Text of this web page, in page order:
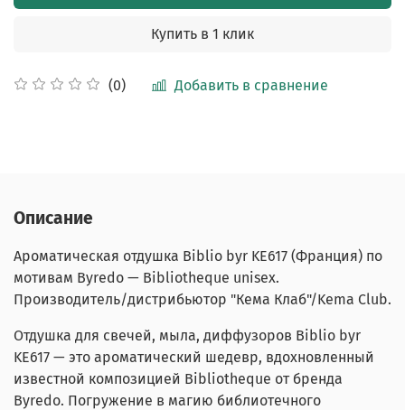
(0) Добавить в сравнение
Купить в 1 клик
Описание
Ароматическая отдушка Biblio byr KE617 (Франция) по
мотивам Byredo — Bibliotheque unisex.
Производитель/дистрибьютор "Кема Клаб"/Kema Club.
Отдушка для свечей, мыла, диффузоров Biblio byr
KE617 — это ароматический шедевр, вдохновленный
известной композицией Bibliotheque от бренда
Byredo. Погружение в магию библиотечного